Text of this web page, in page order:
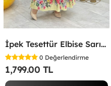
İpek Tesettür Elbise Sarı Sarı
0 Değerlendirme
1,799.00 TL